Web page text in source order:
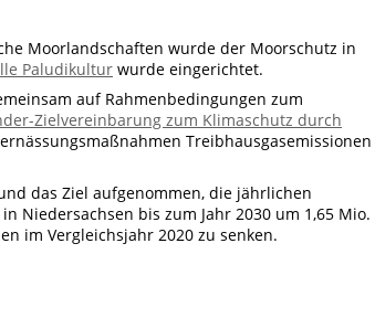
Moorlandschaften wurde der Moorschutz in
Paludikultur wurde eingerichtet.
auf Rahmenbedingungen zum
Zielvereinbarung zum Klimaschutz durch
Treibhausgasemissionen
das Ziel aufgenommen, die jährlichen
Niedersachsen bis zum Jahr 2030 um 1,65 Mio.
im Vergleichsjahr 2020 zu senken.